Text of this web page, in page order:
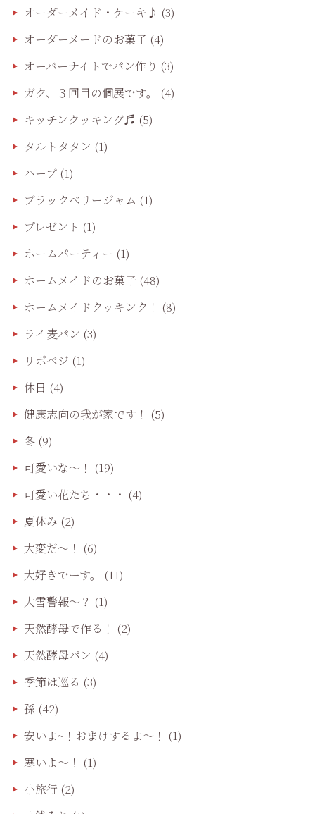
オーダーメイド・ケーキ♪ (3)
オーダーメードのお菓子(4)
オーバーナイトでパン作り (3)
ガク、３回目の個展です。
(4)
キッチンクッキング♬ (5)
タルトタタン (1)
ハーブ(1)
ブラックベリージャム (1)
プレゼント (1)
ホームパーティー (1)
ホームメイドのお菓子(48)
ホームメイドクッキンク！ (8)
ライ麦パン (3)
リポベジ (1)
休日 (4)
健康志向の我が家です！ (5)
冬(9)
可愛いな〜！ (19)
可愛い花たち・・・ (4)
夏休み (2)
大変だ〜！ (6)
大好きでーす。
(11)
大雪警報〜？ (1)
天然酵母で作る！ (2)
天然酵母パン (4)
季節は巡る (3)
孫(42)
安いよ~！おまけするよ～！ (1)
寒いよ～！ (1)
小旅行 (2)